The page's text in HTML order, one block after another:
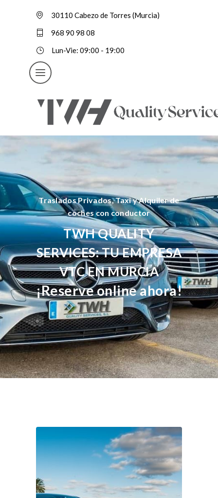
30110 Cabezo de Torres (Murcia)
968 90 98 08
Lun-Vie: 09:00 - 19:00
Traslados Privados, Taxi y Alquiler de
coches con conductor
TWH QUALITY
SERVICES: TU EMPRESA
VTC EN MURCIA
¡Reserve online ahora!